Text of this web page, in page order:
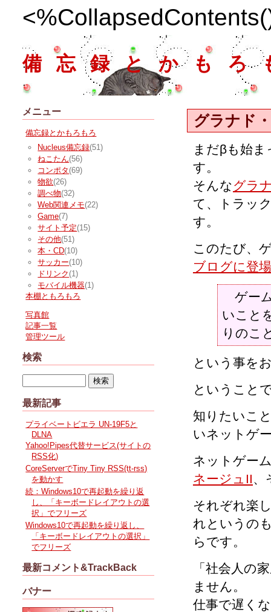
備忘録とかもろ
グラナド
まだβも始
す。
そんなグラ
て、トラッ
す。
このたび、
ブログに登
ゲー
いこと
りのこ
という事を
ということ
知りたいこ
いネットゲ
ネットゲー
ネージュII、
それぞれ楽
れというの
らです。
「社会人の
ません。
仕事で遅く
メニュー
備忘録とかもろもろ
Nucleus備忘録(51)
ねこたん(56)
コンポタ (69)
物欲(26)
調べ物(32)
Web関連メモ(22)
Game(7)
サイト予定(15)
その他(51)
本・CD(10)
サッカー(10)
ドリンク (1)
モバイル機器(1)
本棚ともろもろ
写真館
記事一覧
管理ツール
検索
最新記事
プライベートビエラ UN-19F5と
DLNA
Yahoo!Pipes代替サービス(サイトの
RSS化)
CoreServerでTiny Tiny RSS(tt-rss)
を動かす
続：Windows10で再起動を繰り返
し、「キーボードレイアウトの選
択」でフリーズ
Windows10で再起動を繰り返し、
「キーボードレイアウトの選択」
でフリーズ
最新コメント&TrackBack
バナー